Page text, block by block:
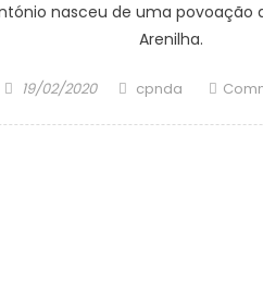
nasceu de uma
Arenilha.
Posted
19/02/2020 Author
cpnda